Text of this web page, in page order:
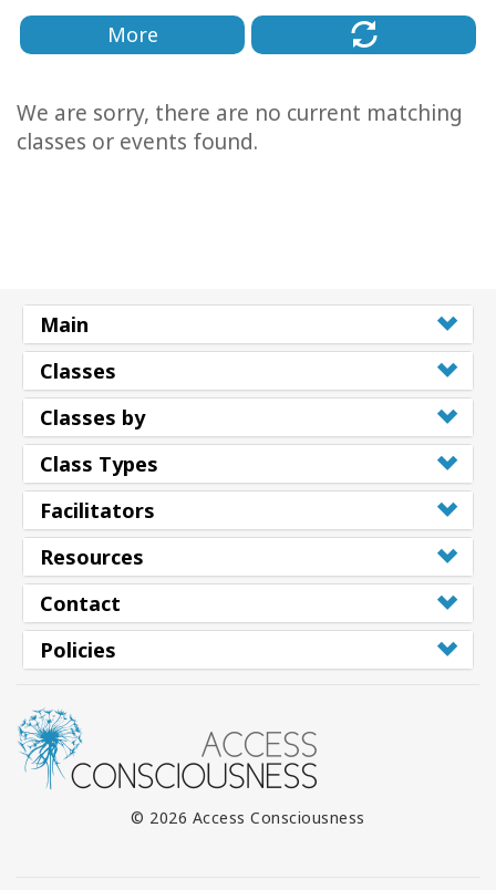
More
We are sorry, there are no current matching
classes or events found.
Main
Classes
Classes by
Class Types
Facilitators
Resources
Contact
Policies
© 2026 Access Consciousness